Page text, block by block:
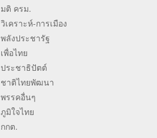
มติ ครม.
วิเคราะห์-การเมือง
พลังประชารัฐ
เพื่อไทย
ประชาธิปัตต์
ชาติไทยพัฒนา
พรรคอื่นๆ
ภูมิใจไทย
กกต.